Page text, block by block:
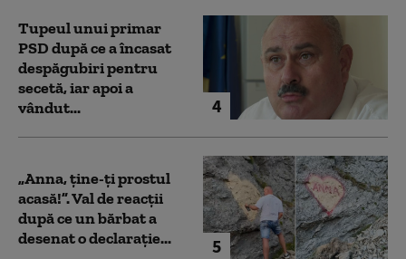
4
Tupeul unui primar
PSD după ce a încasat
despăgubiri pentru
secetă, iar apoi a
vândut...
5
„Anna, ţine-ţi prostul
acasă!”. Val de reacții
după ce un bărbat a
desenat o declarație...